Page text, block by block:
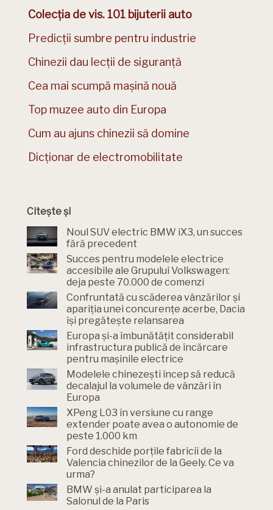
Colecția de vis. 101 bijuterii auto
Predicții sumbre pentru industrie
Chinezii dau lecții de siguranță
Cea mai scumpă mașină nouă
Top muzee auto din Europa
Cum au ajuns chinezii să domine
Dicționar de electromobilitate
Citește și
Noul SUV electric BMW iX3, un succes
fără precedent
Succes pentru modelele electrice
accesibile ale Grupului Volkswagen:
deja peste 70.000 de comenzi
Confruntată cu scăderea vânzărilor și
apariția unei concurențe acerbe, Dacia
își pregătește relansarea
Europa și-a îmbunătățit considerabil
infrastructura publică de încărcare
pentru mașinile electrice
Modelele chinezești încep să reducă
decalajul la volumele de vânzări în
Europa
XPeng L03 în versiune cu range
extender poate avea o autonomie de
peste 1.000 km
Ford deschide porțile fabricii de la
Valencia chinezilor de la Geely. Ce va
urma?
BMW și-a anulat participarea la
Salonul de la Paris